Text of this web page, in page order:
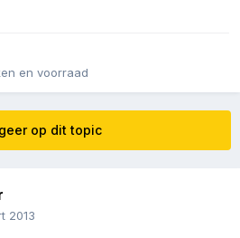
en voorraad
op dit topic
2013